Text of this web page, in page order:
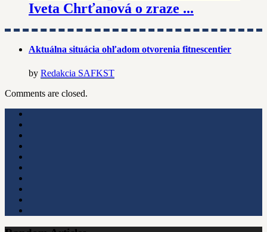
Iveta Chrťanová o zraze ...
Aktuálna situácia ohľadom otvorenia fitnescentier
by Redakcia SAFKST
Comments are closed.